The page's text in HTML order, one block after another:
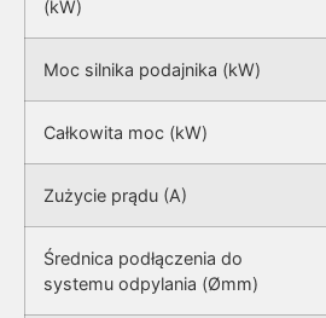
(kW)
Moc silnika podajnika (kW)
Całkowita moc (kW)
Zużycie prądu (A)
Średnica podłączenia do
systemu odpylania (Ømm)